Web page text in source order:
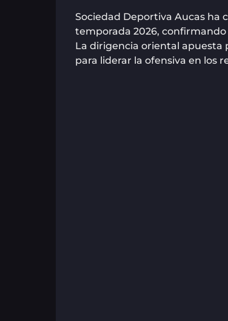
Sociedad Deportiva Aucas ha
temporada 2026,
La dirigencia oriental apuesta
para liderar la ofensiva en los